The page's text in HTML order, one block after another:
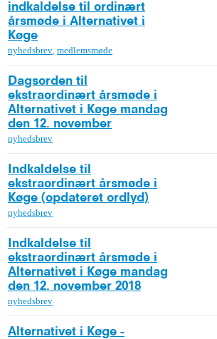
indkaldelse til ordinært
årsmøde i Alternativet i
Køge
nyhedsbrev, medlemsmøde
Dagsorden til
ekstraordinært årsmøde i
Alternativet i Køge mandag
den 12. november
nyhedsbrev
Indkaldelse til
ekstraordinært årsmøde i
Køge (opdateret ordlyd)
nyhedsbrev
Indkaldelse til
ekstraordinært årsmøde i
Alternativet i Køge mandag
den 12. november 2018
nyhedsbrev
Alternativet i Køge -